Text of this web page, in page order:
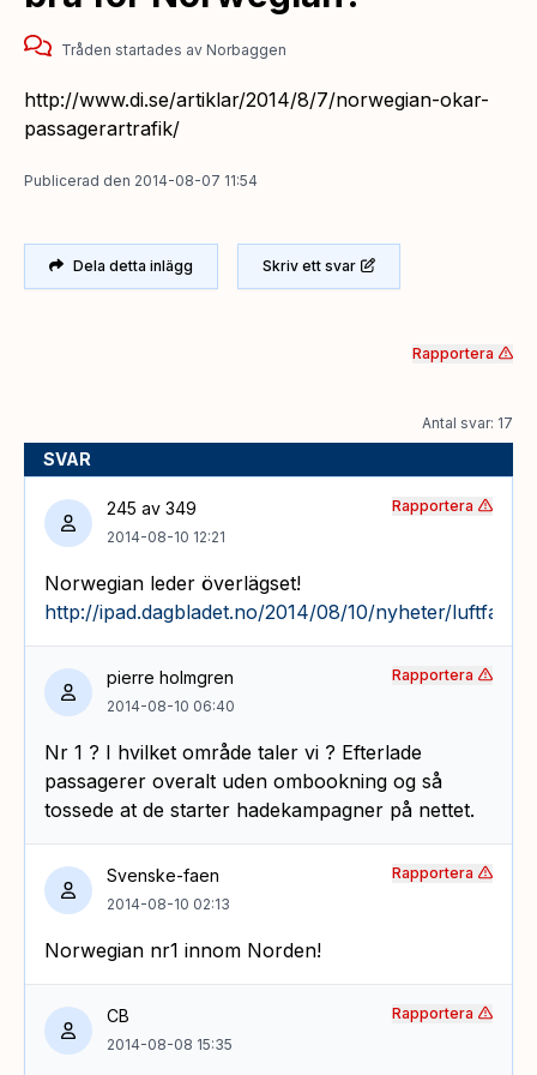
Tråden startades av Norbaggen
http://www.di.se/artiklar/2014/8/7/norwegian-okar-
passagerartrafik/
Publicerad den 2014-08-07 11:54
Dela detta inlägg Skriv ett svar
Rapportera
Antal svar: 17
SVAR
245 av 349
2014-08-10 12:21
Norwegian leder överlägset!
http://ipad.dagbladet.no/2014/08/10/nyheter/luftfart/
Rapportera
pierre holmgren
2014-08-10 06:40
Nr 1 ? I hvilket område taler vi ? Efterlade
passagerer overalt uden ombookning og så
tossede at de starter hadekampagner på nettet.
Rapportera
Svenske-faen
2014-08-10 02:13
Norwegian nr1 innom Norden!
Rapportera
CB
2014-08-08 15:35
Rapportera